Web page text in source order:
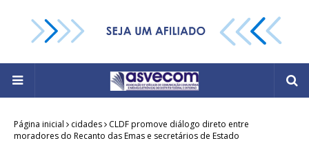
Página inicial cidades
CLDF promove diálogo direto entre
moradores do Recanto das Emas e secretários de Estado